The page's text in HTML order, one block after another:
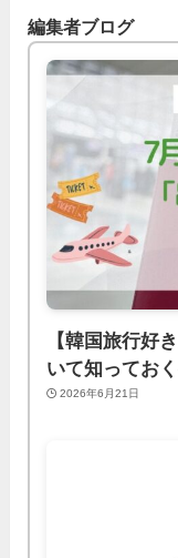
編集者ブログ
【韓国旅行好
いて知ってお
2026年6月21日